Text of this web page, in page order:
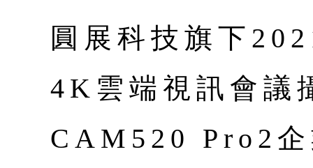
圓展科技旗下
4K雲端視訊會議
CAM520 Pro2